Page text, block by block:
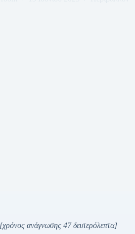
[χρόνος ανάγνωσης 47 δευτερόλεπτα]